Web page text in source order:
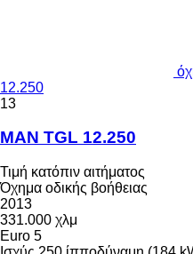
12.250
13
MAN TGL 12.250
Τιμή κατόπιν αιτήματος
Όχημα οδικής βοήθειας
2013
331.000 χλμ
Euro 5